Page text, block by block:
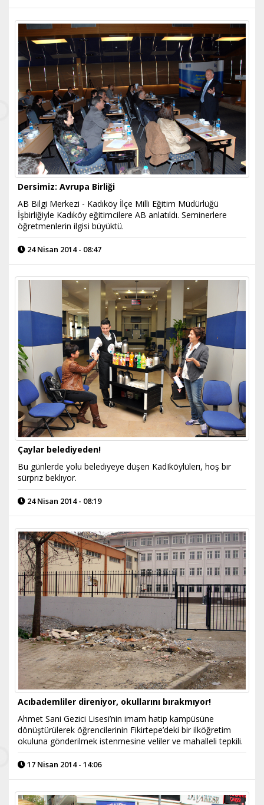
Dersimiz: Avrupa Birliği
AB Bilgi Merkezi - Kadıköy İlçe Milli Eğitim Müdürlüğü
İşbirliğiyle Kadıköy eğitimcilere AB anlatıldı. Seminerlere
öğretmenlerin ilgisi büyüktü.
24 Nisan 2014 - 08:47
Çaylar belediyeden!
Bu günlerde yolu beledıyeye düşen KadIköylülerı, hoş bır
sürprız beklıyor.
24 Nisan 2014 - 08:19
Acıbademliler direniyor, okullarını bırakmıyor!
Ahmet Sani Gezici Lisesi’nin imam hatip kampüsüne
dönüştürülerek öğrencilerinin Fikirtepe’deki bir ilköğretim
okuluna gönderilmek istenmesine veliler ve mahalleli tepkili.
17 Nisan 2014 - 14:06